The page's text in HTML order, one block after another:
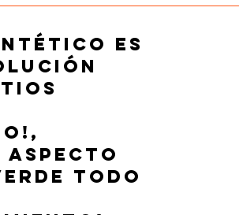
es
aspecto
todo